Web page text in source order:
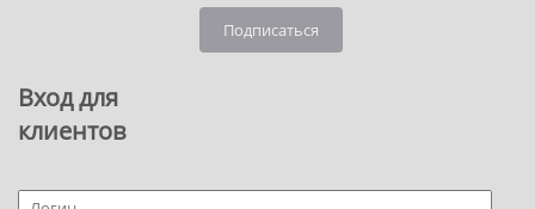
Подписаться
Вход для
клиентов